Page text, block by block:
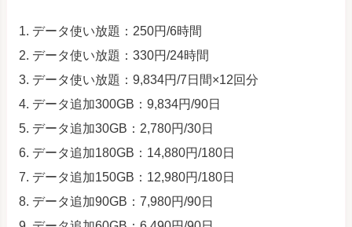
データ使い放題：250円/6時間
データ使い放題：330円/24時間
データ使い放題：9,834円/7日間×12回分
データ追加300GB：9,834円/90日
データ追加30GB：2,780円/30日
データ追加180GB：14,880円/180日
データ追加150GB：12,980円/180日
データ追加90GB：7,980円/90日